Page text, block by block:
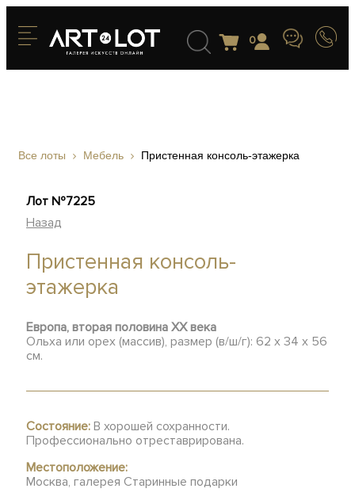
0
Все лоты Мебель Пристенная консоль-этажерка
Лот №7225
Назад
Пристенная консоль-
этажерка
Европа, вторая половина ХХ века
Ольха или орех (массив), размер (в/ш/г): 62 х 34 х 56
см.
Состояние: В хорошей сохранности.
Профессионально отреставрирована.
Местоположение:
Москва, галерея Старинные подарки